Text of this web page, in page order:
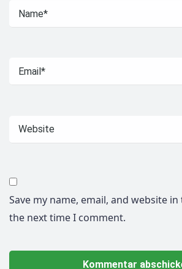
Save my name, email, and website
the next time I comment.